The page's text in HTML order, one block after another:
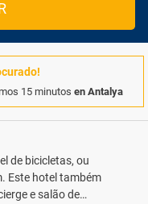
15 minutos en Antalya
de bicicletas, ou
Este hotel também
e salão de